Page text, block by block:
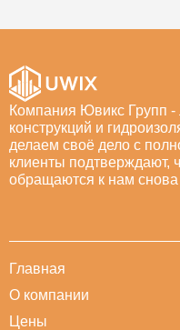
Компания Ювикс Групп -
конструкций и
делаем своё дело с
клиенты подтверждают,
обращаются к нам снова
Главная
О компании
Цены